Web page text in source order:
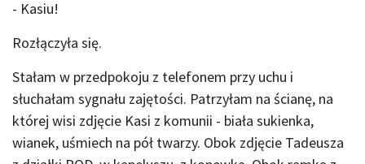
- Kasiu!
Rozłączyła się.
Stałam w przedpokoju z telefonem przy uchu i
słuchałam sygnału zajętości. Patrzyłam na ścianę, na
której wisi zdjęcie Kasi z komunii - biała sukienka,
wianek, uśmiech na pół twarzy. Obok zdjęcie Tadeusza